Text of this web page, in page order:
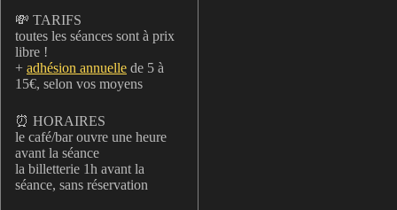
💸 TARIFS
toutes les séances sont à prix
libre !
+ adhésion annuelle de 5 à
15€, selon vos moyens
⏰ HORAIRES
le café/bar ouvre une heure
avant la séance
la billetterie 1h avant la
séance, sans réservation